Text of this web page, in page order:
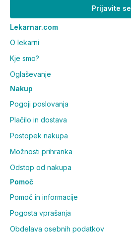
Prijavite se
Lekarnar.com
O lekarni
Kje smo?
Oglaševanje
Nakup
Pogoji poslovanja
Plačilo in dostava
Postopek nakupa
Možnosti prihranka
Odstop od nakupa
Pomoč
Pomoč in informacije
Pogosta vprašanja
Obdelava osebnih podatkov